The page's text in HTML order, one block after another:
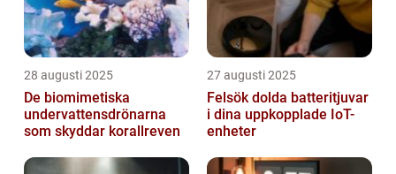
28 augusti 2025
De biomimetiska
undervattensdrönarna
som skyddar korallreven
27 augusti 2025
Felsök dolda batteritjuvar
i dina uppkopplade IoT-
enheter